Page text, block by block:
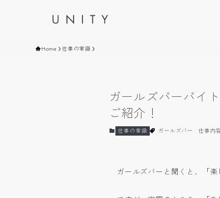
Home 仕事の常識
ガールズバーバイ
ご紹介！
仕事の常識 ガールズバー 仕事内
ガールズバーと聞くと、「